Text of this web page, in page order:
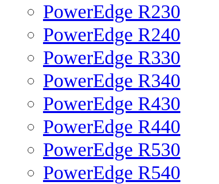
PowerEdge R230
PowerEdge R240
PowerEdge R330
PowerEdge R340
PowerEdge R430
PowerEdge R440
PowerEdge R530
PowerEdge R540